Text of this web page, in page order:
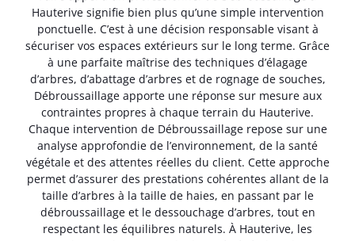
Hauterive signifie bien plus qu’une simple intervention
ponctuelle. C’est à une décision responsable visant à
sécuriser vos espaces extérieurs sur le long terme. Grâce
à une parfaite maîtrise des techniques d’élagage
d’arbres, d’abattage d’arbres et de rognage de souches,
Débroussaillage apporte une réponse sur mesure aux
contraintes propres à chaque terrain du Hauterive.
Chaque intervention de Débroussaillage repose sur une
analyse approfondie de l’environnement, de la santé
végétale et des attentes réelles du client. Cette approche
permet d’assurer des prestations cohérentes allant de la
taille d’arbres à la taille de haies, en passant par le
débroussaillage et le dessouchage d’arbres, tout en
respectant les équilibres naturels. À Hauterive, les